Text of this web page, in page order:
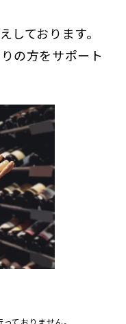
しております。
の方をサポート
ておりません。